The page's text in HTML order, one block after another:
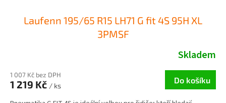
Laufenn 195/65 R15 LH71 G fit 4S 95H XL
3PMSF
Skladem
1 007 Kč bez DPH
1 219 Kč / ks
Do košíku